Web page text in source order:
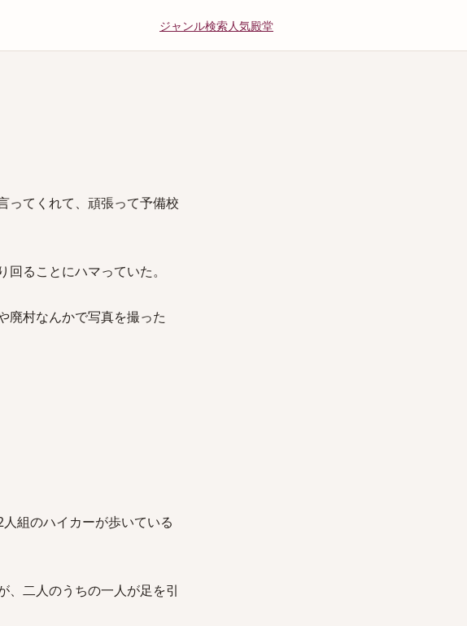
ジャンル検索人気殿堂
ってくれて、頑張って予備校
ることにハマっていた。
廃村なんかで写真を撮った
組のハイカーが歩いている
、二人のうちの一人が足を引